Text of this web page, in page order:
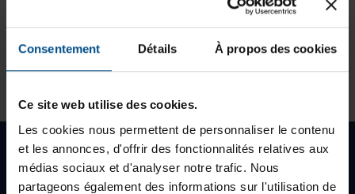
Consentement Détails À propos des cookies
Ce site web utilise des cookies.
Les cookies nous permettent de personnaliser le contenu
et les annonces, d'offrir des fonctionnalités relatives aux
médias sociaux et d'analyser notre trafic. Nous
partageons également des informations sur l'utilisation de
Rejoignez Avantages AfB Pro
Écologique, social et solidaire
15 jours pour changer d'avis
Garantie de 12 mois